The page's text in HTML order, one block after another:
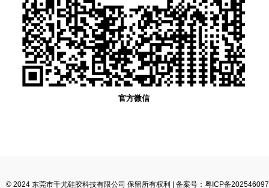
官方微信
© 2024 东莞市千尤硅胶科技有限公司 保留所有权利 | 备案号：粤ICP备